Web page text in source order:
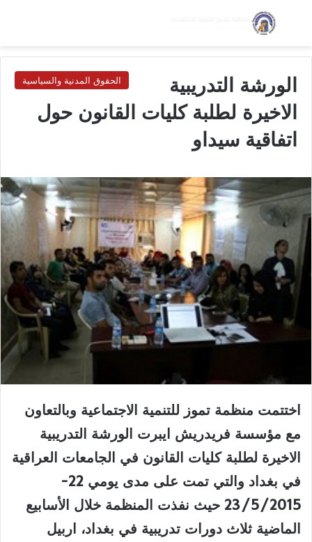
بحث عن
الحقوق المدنية والسياسية
الورشة التدريبية
الاخيرة لطلبة كليات القانون حول
اتفاقية سيداو
ختتمت منظمة تموز للتنمية الاجتماعية وبالتعاون
مع مؤسسة فريدريش ايبرت الورشة التدريبية
الاخيرة لطلبة كليات القانون في الجامعات العراقية
في بغداد والتي تمت على مدى يومي 22-
23/5/2015 حيث نفذت المنظمة خلال الأسابيع
الماضية ثلاث دورات تدريبية في بغداد، اربيل